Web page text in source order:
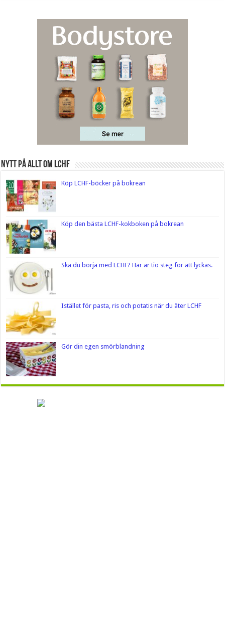
Nytt på Allt om LCHF
Köp LCHF-böcker på bokrean
Köp den bästa LCHF-kokboken på bokrean
Ska du börja med LCHF? Här är tio steg för att lyckas.
Istället för pasta, ris och potatis när du äter LCHF
Gör din egen smörblandning